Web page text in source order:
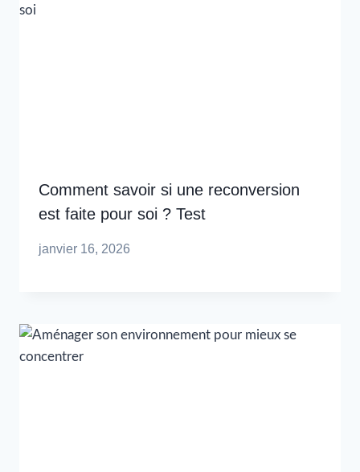
Comment savoir si une reconversion
est faite pour soi ? Test
janvier 16, 2026